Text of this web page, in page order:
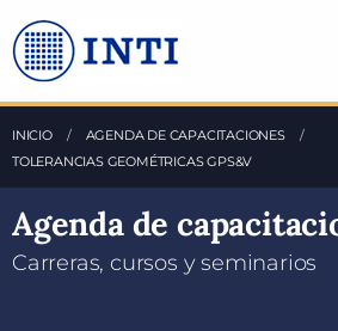
Saltea al Contenido principal
INICIO
AGENDA DE CAPACITACIONES
ACTUAL:
TOLERANCIAS GEOMÉTRICAS GPS&V
Agenda de
Carreras, cursos y seminarios